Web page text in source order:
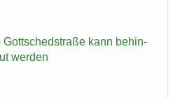
Gott­sched­stra­ße kann be­hin­
wer­den